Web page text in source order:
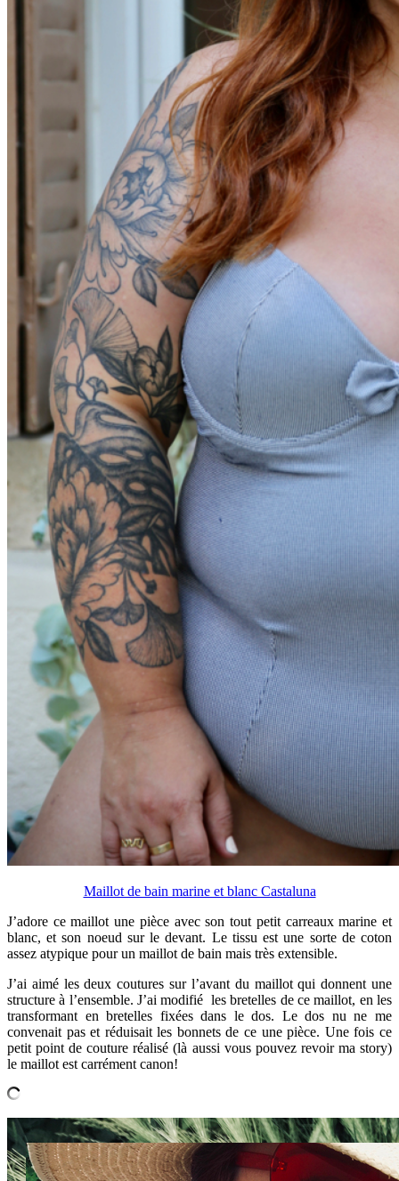
Maillot de bain marine et blanc Castaluna
J’adore ce maillot une pièce avec son tout petit carreaux marine et
blanc, et son noeud sur le devant. Le tissu est une sorte de coton
assez atypique pour un maillot de bain mais très extensible.
J’ai aimé les deux coutures sur l’avant du maillot qui donnent une
structure à l’ensemble. J’ai modifié les bretelles de ce maillot, en les
transformant en bretelles fixées dans le dos. Le dos nu ne me
convenait pas et réduisait les bonnets de ce une pièce. Une fois ce
petit point de couture réalisé (là aussi vous pouvez revoir ma story)
le maillot est carrément canon!